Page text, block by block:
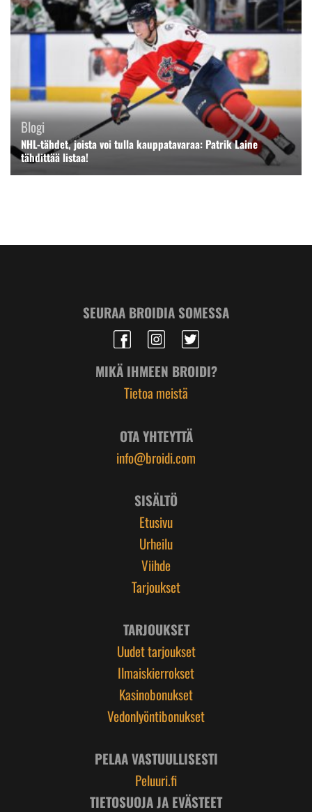
Blogi
NHL-tähdet, joista voi tulla kauppatavaraa: Patrik Laine
tähdittää listaa!
SEURAA BROIDIA SOMESSA
MIKÄ IHMEEN BROIDI?
Tietoa meistä
OTA YHTEYTTÄ
info@broidi.com
SISÄLTÖ
Etusivu
Urheilu
Viihde
Tarjoukset
TARJOUKSET
Uudet tarjoukset
Ilmaiskierrokset
Kasinobonukset
Vedonlyöntibonukset
PELAA VASTUULLISESTI
Peluuri.fi
TIETOSUOJA JA EVÄSTEET